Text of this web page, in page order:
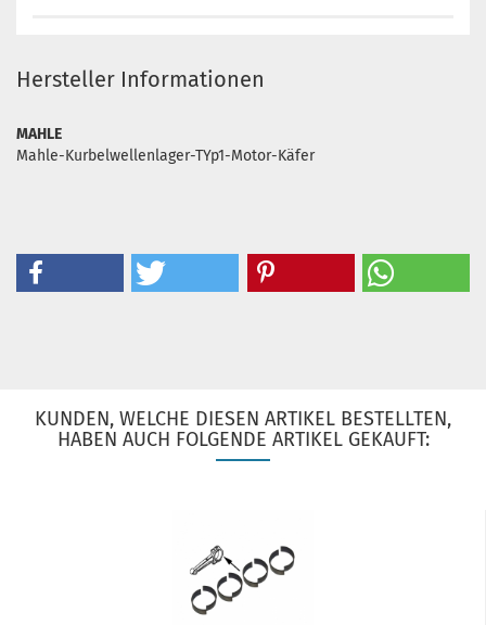
Hersteller Informationen
MAHLE
Mahle-Kurbelwellenlager-TYp1-Motor-Käfer
KUNDEN, WELCHE DIESEN ARTIKEL BESTELLTEN,
HABEN AUCH FOLGENDE ARTIKEL GEKAUFT: